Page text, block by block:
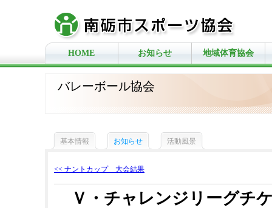
HOME お知らせ 地域体育協会
バレーボール協会
基本情報 お知らせ 活動風景
<< ナントカップ 大会結果
Ｖ・チャレンジリーグチ